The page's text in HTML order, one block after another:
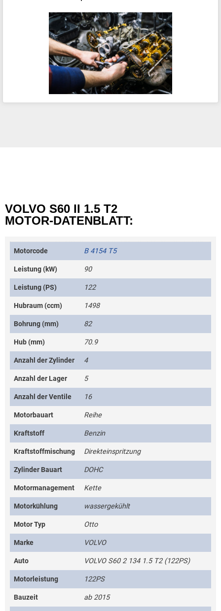
VOLVO S60 II 1.5 T2
MOTOR-DATENBLATT:
Motorcode B 4154 T5
Leistung (kW) 90
Leistung (PS) 122
Hubraum (ccm) 1498
Bohrung (mm) 82
Hub (mm) 70.9
Anzahl der Zylinder 4
Anzahl der Lager 5
Anzahl der Ventile 16
Motorbauart Reihe
Kraftstoff Benzin
Kraftstoffmischung Direkteinspritzung
Zylinder Bauart DOHC
Motormanagement Kette
Motorkühlung wassergekühlt
Motor Typ Otto
Marke VOLVO
Auto VOLVO S60 2 134 1.5 T2 (122PS)
Motorleistung 122PS
Bauzeit ab 2015